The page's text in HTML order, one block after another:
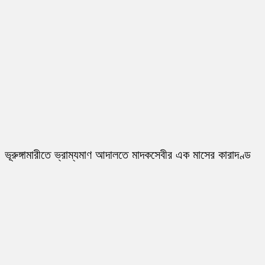
ভূরুঙ্গামারীতে ভ্রাম্যমাণ আদালতে মাদকসেবীর এক মাসের কারাদণ্ড